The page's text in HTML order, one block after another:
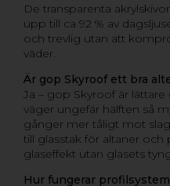
De transparenta
upp till ca 92 % av
och trevlig utan att
väder.
Är gop Skyroof ett bra
Ja – gop Skyroof är
väger ungefär hälften så
gånger mer tåligt mot
till glasstak för altaner och
glaseffekt utan glasets
Hur fungerar